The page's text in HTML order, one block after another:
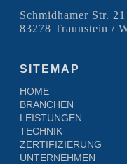
Schmidhamer Str. 21
83278 Traunstein /
SITEMAP
HOME
BRANCHEN
LEISTUNGEN
TECHNIK
ZERTIFIZIERUNG
UNTERNEHMEN